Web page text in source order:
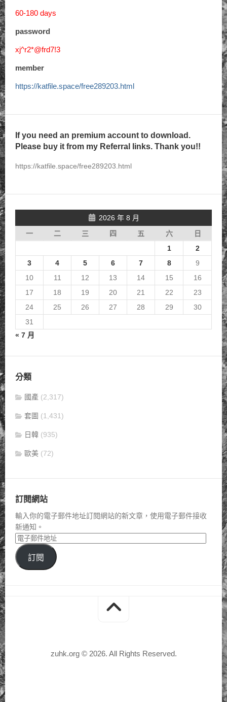
60-180 days
password
xj^r2*@frd7!3
member
https://katfile.space/free289203.html
If you need an premium account to download.
Please buy it from my Referral links. Thank you!!
https://katfile.space/free289203.html
2026 年 8 月
一
二 三 四 五 六
日
1
2
3
4 5 6 7 8
9
10
11 12 13 14 15
16
17
18 19 20 21 22
23
24
25 26 27 28 29
30
31
« 7 月
分類
國產 (2,317)
套圖 (1,431)
日韓 (935)
歐美 (72)
訂閱網站
輸入你的電子郵件地址訂閱網站的新文章，使用電子郵件接收
新通知。
訂閱
zuhk.org © 2026. All Rights Reserved.